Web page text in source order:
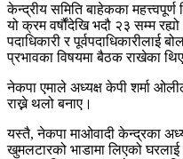
केन्द्रीय समिति बाहेकका महत्त्वपूर्ण
यो क्रम वर्षौंदेखि भदौ २३ सम्म
पदाधिकारी र पूर्वपदाधिकारीलाई
प्रभावका विषयमा बैठक राखेका
नेकपा एमाले अध्यक्ष केपी शर्मा
राख्ने थलो बनाए।
यस्तै, नेकपा माओवादी केन्द्रका
खुमलटारको भाडामा लिएको घरलाई